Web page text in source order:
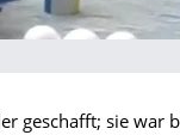
geschafft; sie war